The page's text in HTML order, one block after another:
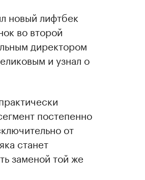
новый лифтбек
во второй
директором
и узнал о
постепенно
от
станет
заменой той же